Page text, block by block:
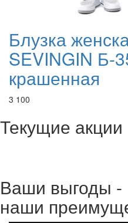
Блузка
SEVINGIN Б-
крашенная
3 100
Текущие акции
Ваши выгоды -
наши